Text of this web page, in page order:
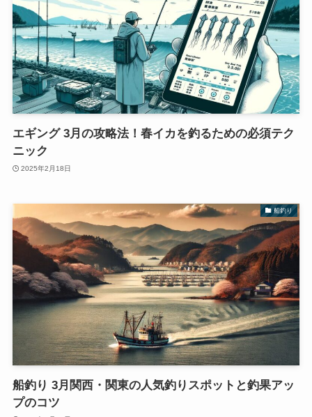
エギング 3月の攻略法！春イカを釣るための必須テク
ニック
2025年2月18日
船釣り
船釣り 3月関西・関東の人気釣りスポットと釣果アッ
プのコツ